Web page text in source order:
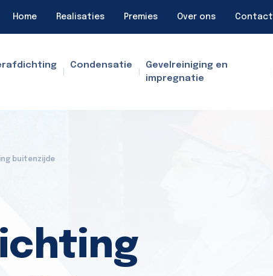
Home Realisaties Premies Over ons Contact
Condensatie
Gevelreiniging en
impregnatie
buitenzijde